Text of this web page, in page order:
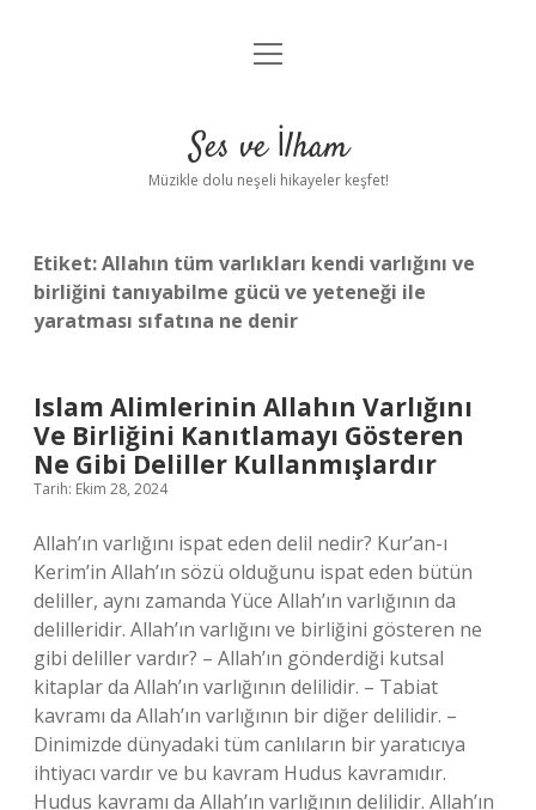
Anasayfa
Yasal Uyarı
menüyü
Ses ve İlham
Müzikle dolu neşeli hikayeler keşfet!
Etiket:Allahın tüm varlıkları kendi varlığını ve
birliğini tanıyabilme gücü ve yeteneği ile
yaratması sıfatına ne denir
Islam Alimlerinin Allahın Varlığını
Ve Birliğini Kanıtlamayı Gösteren
Ne Gibi Deliller Kullanmışlardır
Tarih: Ekim 28, 2024
Allah’ın varlığını ispat eden delil nedir? Kur’an-ı
Kerim’in Allah’ın sözü olduğunu ispat eden bütün
deliller, aynı zamanda Yüce Allah’ın varlığının da
delilleridir. Allah’ın varlığını ve birliğini gösteren ne
gibi deliller vardır? – Allah’ın gönderdiği kutsal
kitaplar da Allah’ın varlığının delilidir. – Tabiat
kavramı da Allah’ın varlığının bir diğer delilidir. –
Dinimizde dünyadaki tüm canlıların bir yaratıcıya
ihtiyacı vardır ve bu kavram Hudus kavramıdır.
Hudus kavramı da Allah’ın varlığının delilidir. Allah’ın